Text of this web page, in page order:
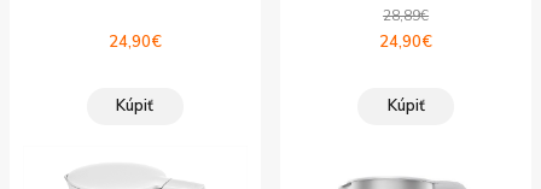
24,90€
Kúpiť
28,89€
Pôvodná
bola:
24,90€Aktuálna
Kúpiť